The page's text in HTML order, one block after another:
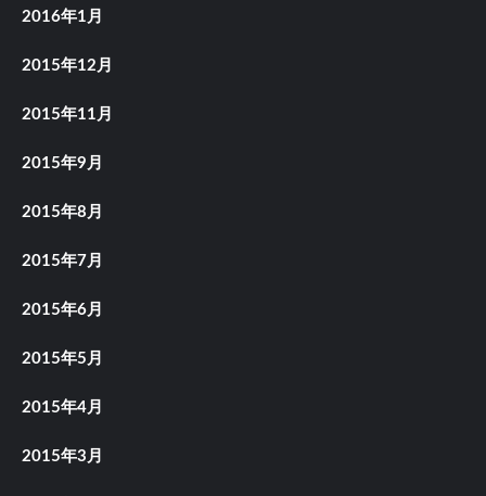
2016年1月
2015年12月
2015年11月
2015年9月
2015年8月
2015年7月
2015年6月
2015年5月
2015年4月
2015年3月